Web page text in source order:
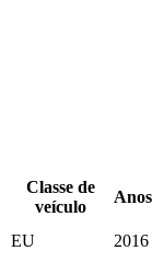
Classe de
veículo
Anos
EU 2016